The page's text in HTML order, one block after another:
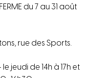
du 7 au 31 août
rue des Sports.
jeudi de 14h à 17h et